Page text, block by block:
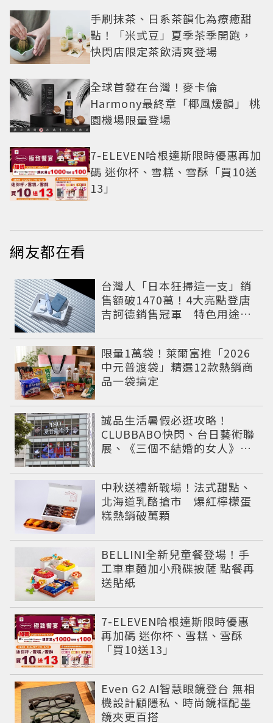
手刷抹茶、日系茶韻化為療癒甜
點！「米弎豆」夏季茶季開跑，
快閃店限定茶飲清爽登場
全球首發在台灣！麥卡倫
Harmony最終章「椰風煖韻」 桃
園機場限量登場
7-ELEVEN哈根達斯限時優惠再加
碼 迷你杯、雪糕、雪酥「買10送
13」
網友都在看
台灣人「日本狂掃這一支」銷
售額破1470萬！4大亮點登唐
吉訶德銷售冠軍 特色用途根
限量1萬袋！萊爾富推「2026
中元普渡袋」精選12款熱銷商
品一袋搞定
誠品生活暑假必逛攻略！
CLUBBABO快閃、台日藝術聯
展、《三個不結婚的女人》限
中秋送禮新戰場！法式甜點、
北海道乳酪搶市 爆紅檸檬蛋
糕熱銷破萬顆
BELLINI全新兒童餐登場！手
工車車麵加小飛碟披薩 點餐再
送貼紙
7-ELEVEN哈根達斯限時優惠
再加碼 迷你杯、雪糕、雪酥
「買10送13」
Even G2 AI智慧眼鏡登台 無相
機設計顧隱私、時尚鏡框配墨
鏡夾更百搭